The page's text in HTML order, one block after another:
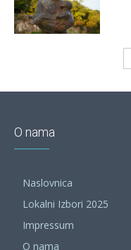
O nama
Naslovnica
Lokalni Izbori 2025
Impressum
O nama